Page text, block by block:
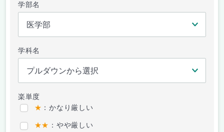
学部名
学科名
楽単度
★ ：かなり厳しい
★★ ：やや厳しい